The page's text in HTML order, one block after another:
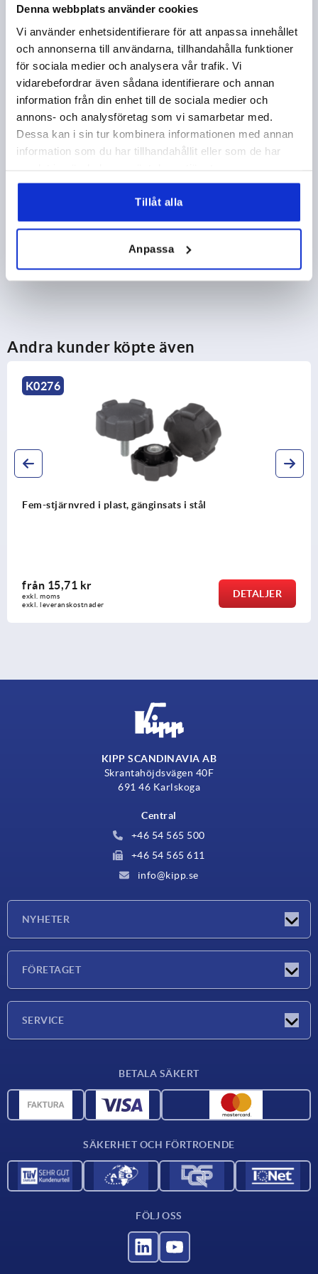
Denna webbplats använder cookies
Vi använder enhetsidentifierare för att anpassa innehållet
och annonserna till användarna, tillhandahålla funktioner
för sociala medier och analysera vår trafik. Vi
vidarebefordrar även sådana identifierare och annan
information från din enhet till de sociala medier och
annons- och analysföretag som vi samarbetar med.
Dessa kan i sin tur kombinera informationen med annan
information som du har tillhandahållit eller som de har
Tillåt alla
Anpassa
FORM=L
D2=28 D3=35,5 HÖJD=44
H2=14,5
Beställningsnummer: K0255.1263101144X20
57,06 kr
exkl. moms
DETALJER
Andra kunder köpte även
K0276
Fem-stjärnvred i plast, gänginsats i stål
från 15,71 kr
exkl. moms
exkl. leveranskostnader
DETALJER
KIPP SCANDINAVIA AB
Skrantahöjdsvägen 40F
691 46 Karlskoga
Central
+46 54 565 500
+46 54 565 611
info@kipp.se
NYHETER
FÖRETAGET
SERVICE
CAD-data
BETALA SÄKERT
SÄKERHET OCH FÖRTROENDE
FÖLJ OSS